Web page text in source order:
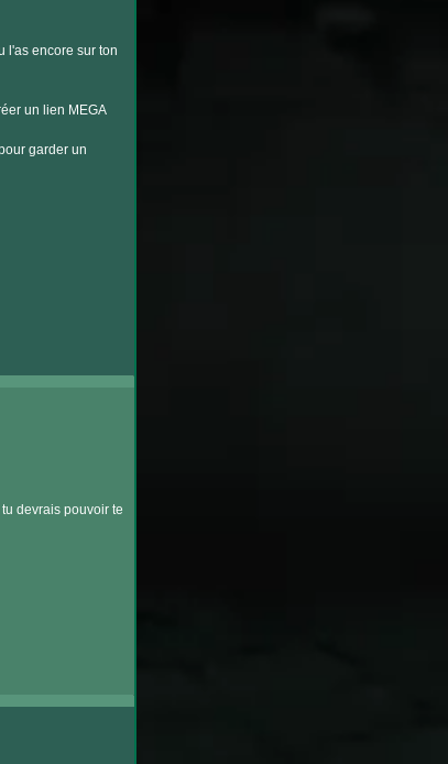
l'as encore sur ton
un lien MEGA
garder un
devrais pouvoir te